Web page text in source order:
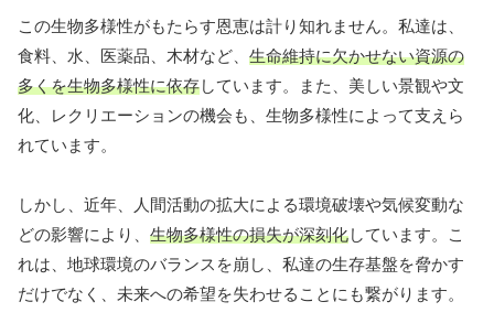
この生物多様性がもたらす恩恵は計り知れません。私達は、
食料、水、医薬品、木材など、 生命維持に欠かせない資源の
多くを生物多様性に依存しています。また、美しい景観や文
化、レクリエーションの機会も、生物多様性によって支えら
れています。
しかし、近年、人間活動の拡大による環境破壊や気候変動な
どの影響により、 生物多様性の損失が深刻化しています。こ
れは、地球環境のバランスを崩し、私達の生存基盤を脅かす
だけでなく、未来への希望を失わせることにも繋がります。